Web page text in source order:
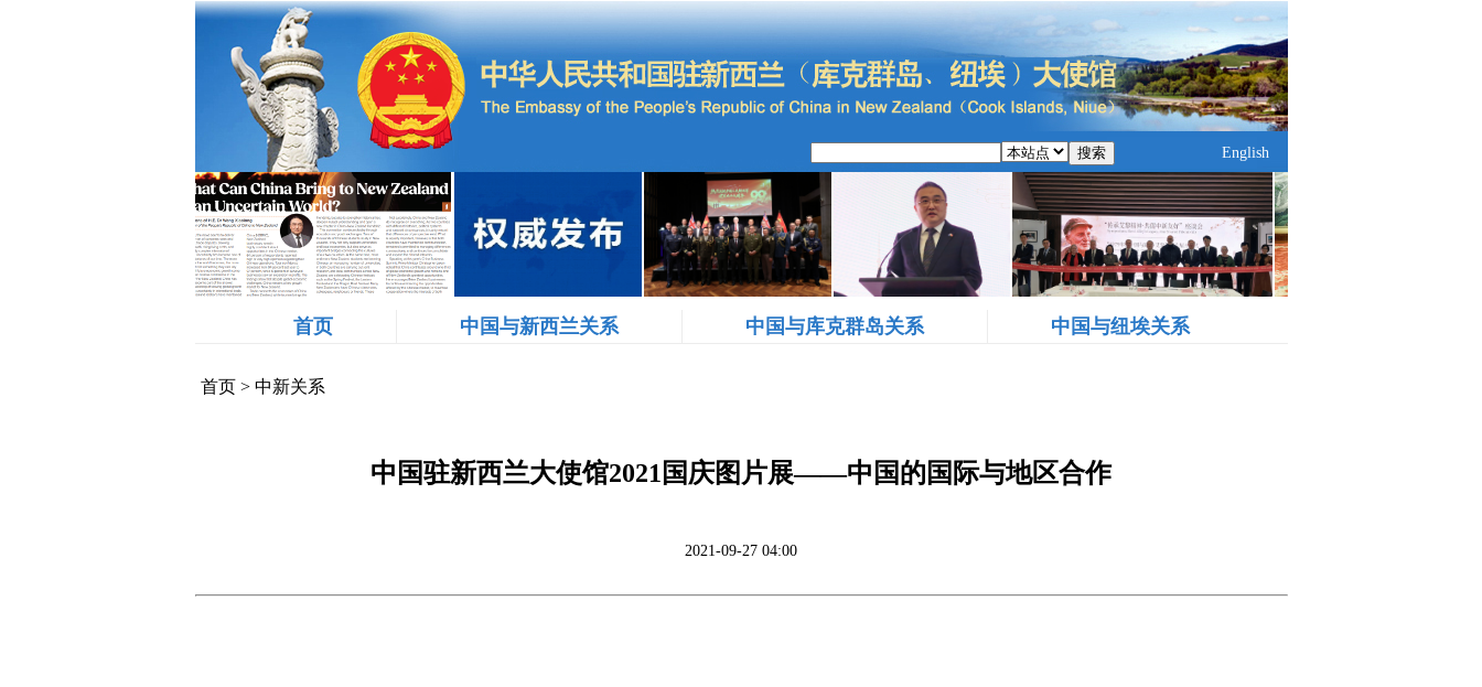
搜索 English
首页 中国与新西兰关系 中国与库克群岛关系 中国与纽埃关系
首页> 中新关系
中国驻新西兰大使馆2021国庆图片展——中国的国际与地区合作
2021-09-27 04:00